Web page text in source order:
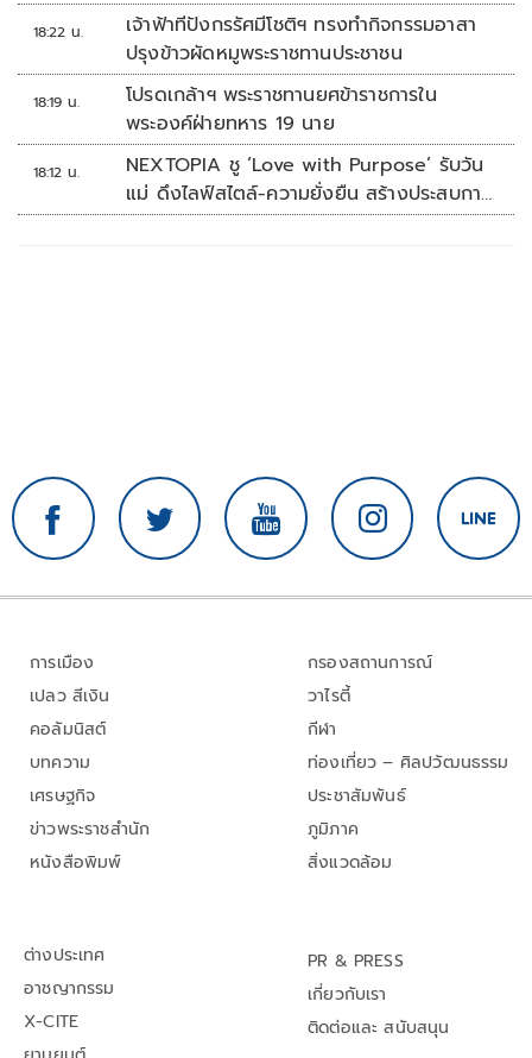
18:22 น.
เจ้าฟ้าทีปังกรรัศมีโชติฯ ทรงทำกิจกรรมอาสา
ปรุงข้าวผัดหมูพระราชทานประชาชน
18:19 น.
โปรดเกล้าฯ พระราชทานยศข้าราชการใน
พระองค์ฝ่ายทหาร 19 นาย
18:12 น.
NEXTOPIA ชู ‘Love with Purpose’ รับวัน
แม่ ดึงไลฟ์สไตล์-ความยั่งยืน สร้างประสบกา
รณ์ช้อปปิงมีความหมาย
การเมือง
เปลว สีเงิน
คอลัมนิสต์
บทความ
เศรษฐกิจ
ข่าวพระราชสำนัก
หนังสือพิมพ์
กรองสถานการณ์
วาไรตี้
กีฬา
ท่องเที่ยว – ศิลปวัฒนธรรม
ประชาสัมพันธ์
ภูมิภาค
สิ่งแวดล้อม
ต่างประเทศ
อาชญากรรม
X-CITE
PR & PRESS
เกี่ยวกับเรา
ติดต่อและ สนับสนุน